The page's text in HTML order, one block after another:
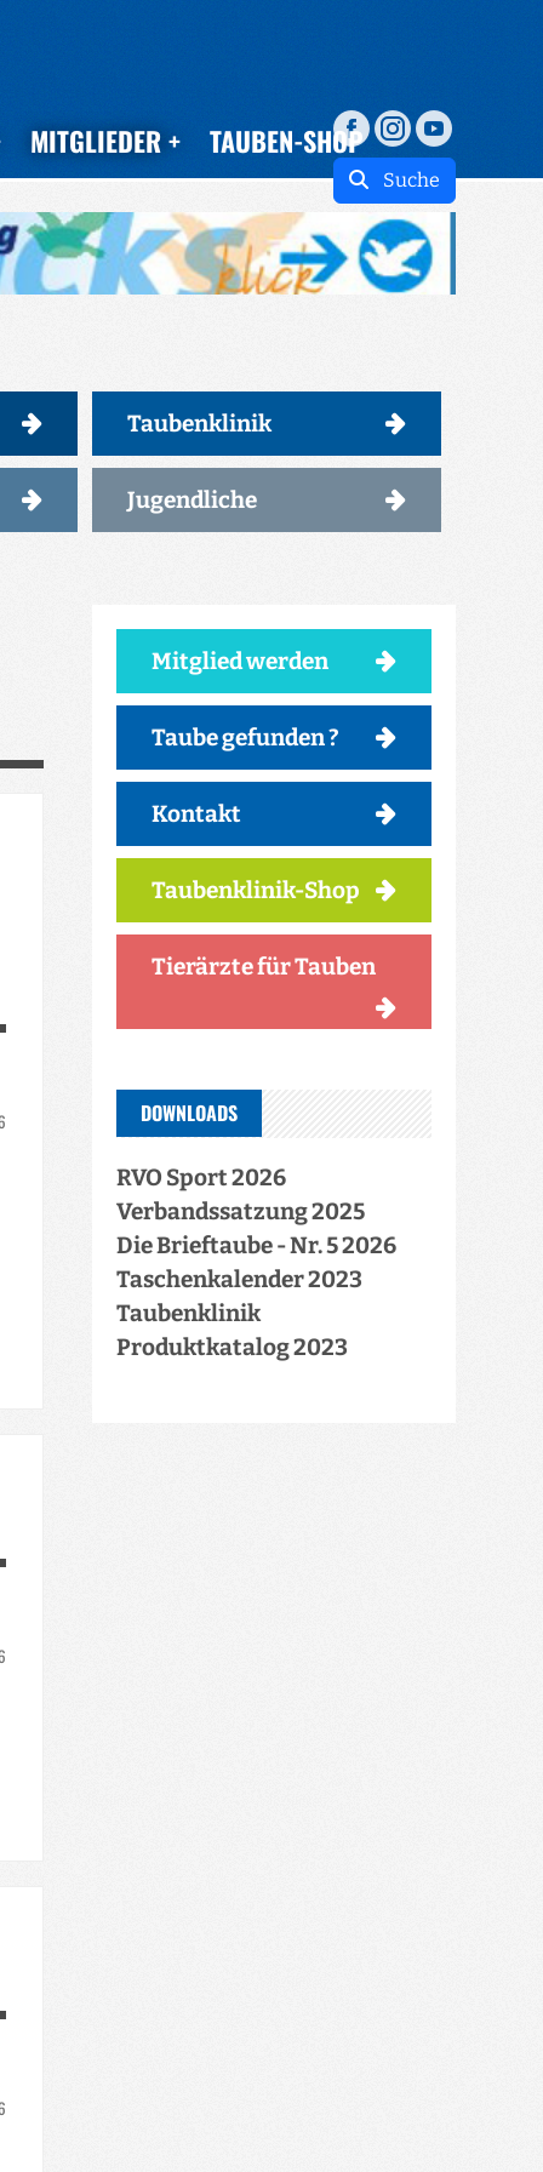
MITGLIEDER TAUBEN-SHOP
Suche
Taubenklinik
Jugendliche
Mitglied werden
Taube gefunden ?
Kontakt
Taubenklinik-Shop
Tierärzte für Tauben
DOWNLOADS
RVO Sport 2026
Verbandssatzung 2025
Die Brieftaube - Nr. 5 2026
Taschenkalender 2023
Taubenklinik
Produktkatalog 2023